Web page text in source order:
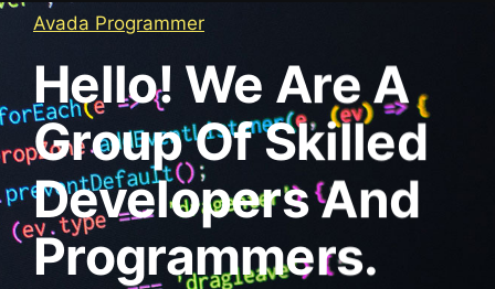
Avada Programmer
Hello! We Are A
Group Of Skilled
Developers And
Programmers.